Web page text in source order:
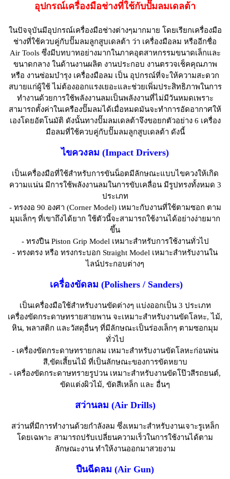
อุปกรณ์เครื่องมือช่างที่ใช้กับปั๊มลมเดลต้า
ในปัจจุบันมีอุปกรณ์เครื่องมือช่างต่างๆมากมาย โดยเรียกเครื่องมือ
ช่างที่ใช้ควบคู่กับปั๊มลมลูกสูบเดลต้า ว่า เครื่องมือลม หรืออีกชื่อ
Air Tools ซึ่งมีบทบาทอย่างมากในภาคอุตสาหกรรมขนาดเล็กและ
ขนาดกลาง ในด้านงานผลิต งานประกอบ งานตรวจเช็คคุณภาพ
หรือ งานซ่อมบำรุง เครื่องมือลม เป็น อุปกรณ์ที่จะให้ความสะดวก
สบายแก่ผู้ใช้ ไม่ต้องออกแรงเยอะและช่วยเพิ่มประสิทธิภาพในการ
ทำงานด้วยการใช้พลังงานลมเป็นพลังงานที่ไม่มีวันหมดเพราะ
สามารถตั้งค่าในเครืองปั๊มลมได้เมื่อหมดมันจะทำการอัดอากาศให้
เองโดยอัตโนมัติ ดังนั้นทางปั๊มลมเดลต้าจึงขอยกตัวอย่าง 6 เครื่อง
มือลมที่ใช้ควบคู่กับปั๊มลมลูกสูบเดลต้า ดังนี้
ไขควงลม (Impact Drivers)
เป็นเครื่องมือที่ใช้สำหรับการขันน็อตมีลักษณะแบบไขควงให้เกิด
ความแน่น มีการใช้พลังงานลมในการขับเคลื่อน มีรูปทรงทั้งหมด 3
ประเภท
- ทรงงอ 90 องศา (Corner Model) เหมาะกับงานที่ใช้ตามซอก ตาม
มุมเล็กๆ ที่เขาถึงได้ยาก ใช้ตัวนี้จะสามารถใช้งานได้อย่างง่ายมาก
ขึ้น
- ทรงปืน Piston Grip Model เหมาะสำหรับการใช้งานทั่วไป
- ทรงตรง หรือ ทรงกระบอก Straight Model เหมาะสำหรับงานใน
ไลน์ประกอบต่างๆ
เครื่องขัดลม (Polishers / Sanders)
เป็นเครื่องมือใช้สำหรับงานขัดต่างๆ แบ่งออกเป็น 3 ประเภท
เครื่องขัดกระดาษทรายสายพาน จะเหมาะสำหรับงานขัดโลหะ, ไม้,
หิน, พลาสติก และวัสดุอื่นๆ ที่มีลักษณะเป็นร่องเล็กๆ ตามซอกมุม
ทั่วไป
- เครื่องขัดกระดาษทรายกลม เหมาะสำหรับงานขัดโลหะก่อนพ่น
สี,ขัดเสี้ยนไม้ ที่เป็นลักษณะของการขัดหยาบ
- เครื่องขัดกระดาษทรายรูปวน เหมาะสำหรับงานขัดโป๊วสีรถยนต์,
ขัดแต่งผิวไม้, ขัดสีเหล็ก และ อื่นๆ
สว่านลม (Air Drills)
สว่านที่มีการทำงานด้วยกำลังลม ซึ่งเหมาะสำหรับงานเจาะรูเหล็ก
โดยเฉพาะ สามารถปรับเปลี่ยนความเร็วในการใช้งานได้ตาม
ลักษณะงาน ทำให้งานออกมาสวยงาม
ปืนฉีดลม (Air Gun)